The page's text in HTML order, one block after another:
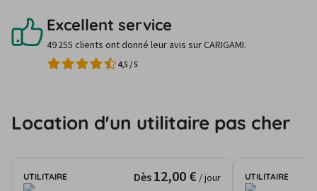
Excellent service
49 255 clients ont donné leur avis sur CARIGAMI.
4,5 /5
Location d'un utilitaire pas cher
UTILITAIRE Dès 12,00 € / jour UTILITAIRE